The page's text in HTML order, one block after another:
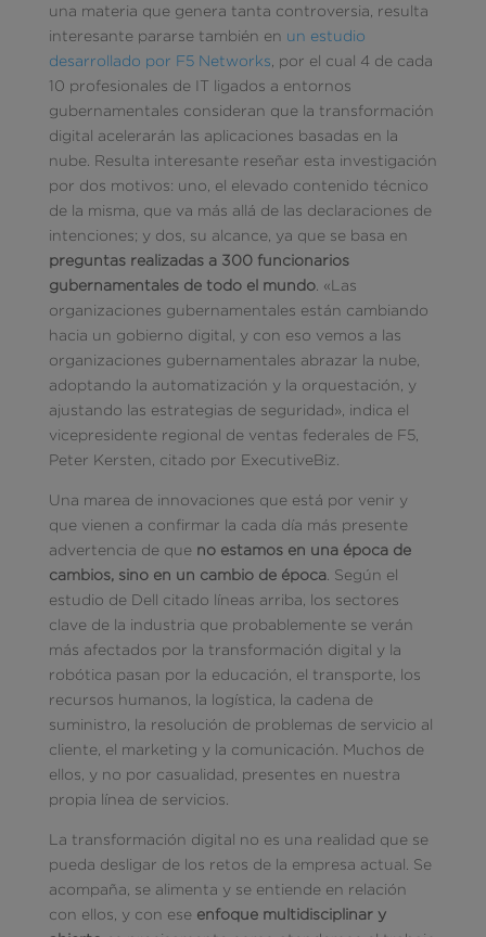
una materia que genera tanta controversia, resulta
interesante pararse también en un estudio
desarrollado por F5 Networks , por el cual 4 de cada
10 profesionales de IT ligados a entornos
gubernamentales consideran que la transformación
digital acelerarán las aplicaciones basadas en la
nube. Resulta interesante reseñar esta investigación
por dos motivos: uno, el elevado contenido técnico
de la misma, que va más allá de las declaraciones de
intenciones; y dos, su alcance, ya que se basa en
preguntas realizadas a 300 funcionarios
gubernamentales de todo el mundo. «Las
organizaciones gubernamentales están cambiando
hacia un gobierno digital, y con eso vemos a las
organizaciones gubernamentales abrazar la nube,
adoptando la automatización y la orquestación, y
ajustando las estrategias de seguridad», indica el
vicepresidente regional de ventas federales de F5,
Peter Kersten, citado por ExecutiveBiz.
Una marea de innovaciones que está por venir y
que vienen a confirmar la cada día más presente
advertencia de que no estamos en una época de
cambios, sino en un cambio de época. Según el
estudio de Dell citado líneas arriba, los sectores
clave de la industria que probablemente se verán
más afectados por la transformación digital y la
robótica pasan por la educación, el transporte, los
recursos humanos, la logística, la cadena de
suministro, la resolución de problemas de servicio al
cliente, el marketing y la comunicación. Muchos de
ellos, y no por casualidad, presentes en nuestra
propia línea de servicios.
La transformación digital no es una realidad que se
pueda desligar de los retos de la empresa actual. Se
acompaña, se alimenta y se entiende en relación
con ellos, y con ese enfoque multidisciplinar y